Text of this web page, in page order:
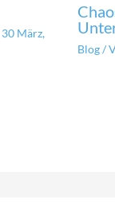
30 März,
Blog/